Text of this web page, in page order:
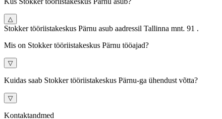
△
Stokker tööriistakeskus Pärnu asub aadressil Tallinna mnt. 91 .
Mis on Stokker tööriistakeskus Pärnu tööajad?
▽
Kuidas saab Stokker tööriistakeskus Pärnu-ga ühendust võtta?
▽
Kontaktandmed